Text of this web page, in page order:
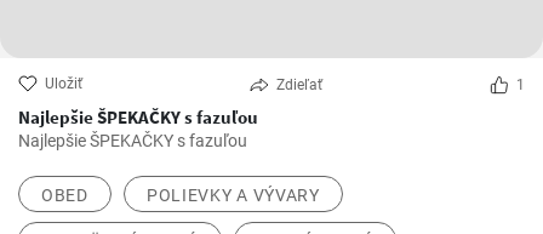
Uložiť Zdieľať 1
Najlepšie ŠPEKAČKY s fazuľou
Najlepšie ŠPEKAČKY s fazuľou
OBED POLIEVKY A VÝVARY